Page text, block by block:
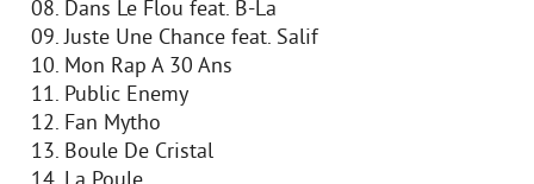
08. Dans Le Flou feat. B-La
09. Juste Une Chance feat. Salif
10. Mon Rap A 30 Ans
11. Public Enemy
12. Fan Mytho
13. Boule De Cristal